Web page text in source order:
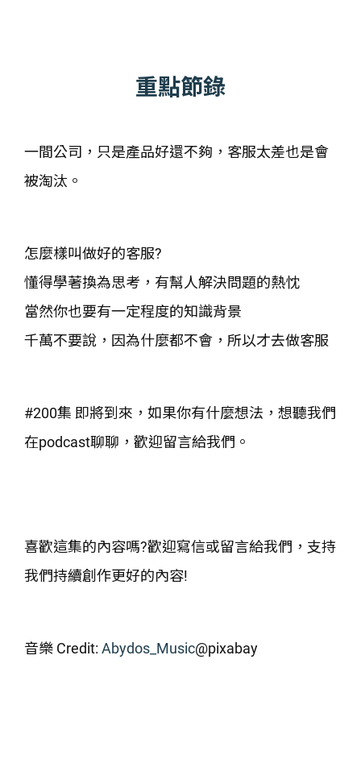
重點節錄
一間公司，只是產品好還不夠，客服太差也是會
被淘汰。
怎麼樣叫做好的客服?
懂得學著換為思考，有幫人解決問題的熱忱
當然你也要有一定程度的知識背景
千萬不要說，因為什麼都不會，所以才去做客服
#200集 即將到來，如果你有什麼想法，想聽我們
在podcast聊聊，歡迎留言給我們。
喜歡這集的內容嗎?歡迎寫信或留言給我們，支持
我們持續創作更好的內容!
音樂 Credit: Abydos_Music@pixabay